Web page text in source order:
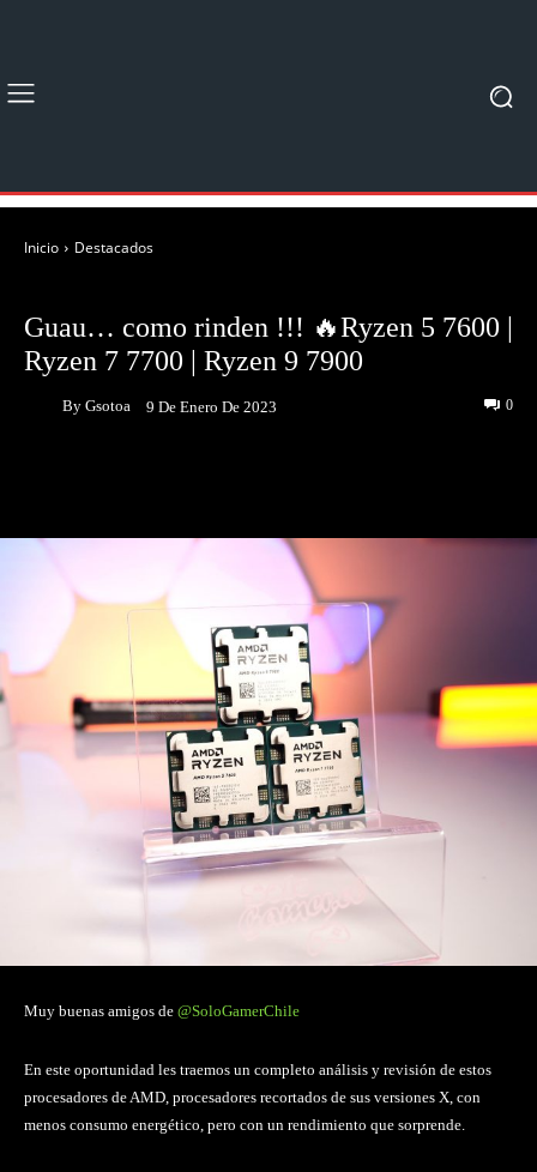
Inicio Destacados
Guau… como rinden !!! 🔥Ryzen 5 7600 |
Ryzen 7 7700 | Ryzen 9 7900
By Gsotoa 9 De Enero De 2023 0
Muy buenas amigos de @SoloGamerChile
En este oportunidad les traemos un completo análisis y revisión de estos
procesadores de AMD, procesadores recortados de sus versiones X, con
menos consumo energético, pero con un rendimiento que sorprende.